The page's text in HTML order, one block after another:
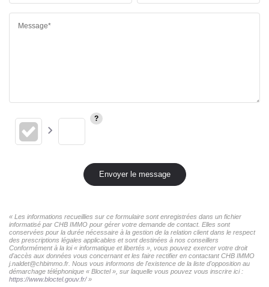
Message*
Envoyer le message
« Les informations recueillies sur ce formulaire sont enregistrées dans un fichier
informatisé par CHB IMMO pour gérer votre demande de contact. Elles sont
conservées pour la durée nécessaire à la gestion de la relation client dans le respect
des prescriptions légales applicables et sont destinées à nos conseillers
Conformément à la loi « informatique et libertés », vous pouvez exercer votre droit
d'accès aux données vous concernant et les faire rectifier en contactant CHB IMMO
j.naldet@chbimmo.fr. Nous vous informons de l'existence de la liste d'opposition au
démarchage téléphonique « Bloctel », sur laquelle vous pouvez vous inscrire ici :
https://www.bloctel.gouv.fr/»